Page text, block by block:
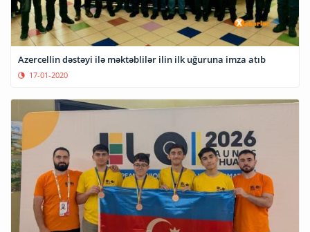
Azercellin dəstəyi ilə məktəblilər ilin ilk uğuruna imza atıb
17-01-2020